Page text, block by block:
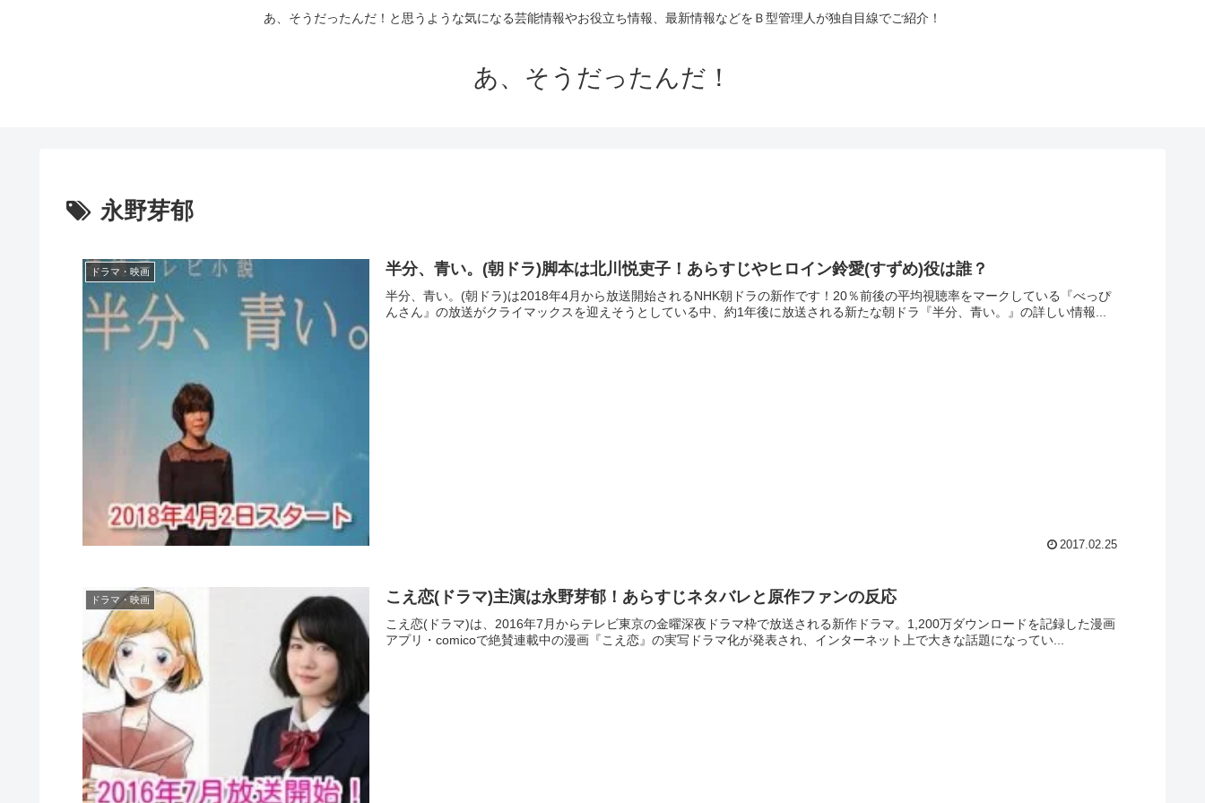
あ、そうだったんだ！と思うような気になる芸能情報やお役立ち情報、最新情報などをＢ型管理人が独自目線でご紹介！
あ、そうだったんだ！
永野芽郁
ドラマ・映画 半分、青い。(朝ドラ)脚本は北川悦吏子！あらすじやヒロイン鈴愛(すずめ)役は誰？
半分、青い。(朝ドラ)は2018年4月から放送開始されるNHK朝ドラの新作です！20％前後の平均視聴率をマークしている『べっぴ
んさん』の放送がクライマックスを迎えそうとしている中、約1年後に放送される新たな朝ドラ『半分、青い。』の詳しい情報...
2017.02.25
ドラマ・映画 こえ恋(ドラマ)主演は永野芽郁！あらすじネタバレと原作ファンの反応
こえ恋(ドラマ)は、2016年7月からテレビ東京の金曜深夜ドラマ枠で放送される新作ドラマ。1,200万ダウンロードを記録した漫画
アプリ・comicoで絶賛連載中の漫画『こえ恋』の実写ドラマ化が発表され、インターネット上で大きな話題になってい...